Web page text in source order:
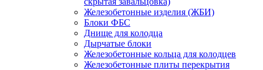
Железобетонные изделия (ЖБИ)
Блоки ФБС
Днище для колодца
Дырчатые блоки
Железобетонные кольца для колодцев
Железобетонные плиты перекрытия